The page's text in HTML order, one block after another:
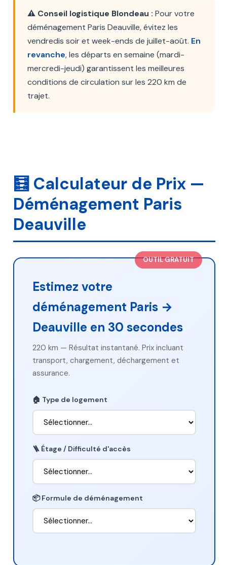
⚠️ Conseil logistique Blondeau : Pour votre
déménagement Paris Deauville, évitez les
vendredis soir et week-ends de juillet-août. En
revanche, les départs en semaine (mardi-
mercredi-jeudi) garantissent les meilleures
conditions de circulation sur les 220 km de
trajet.
🧮 Calculateur de Prix —
Déménagement Paris
Deauville
OUTIL GRATUIT
Estimez votre
déménagement Paris →
Deauville en 30 secondes
220 km — Résultat instantané. Prix incluant
transport, chargement, déchargement et
assurance.
🏠 Type de logement
🪜 Étage / Difficulté d'accès
📦 Formule de déménagement